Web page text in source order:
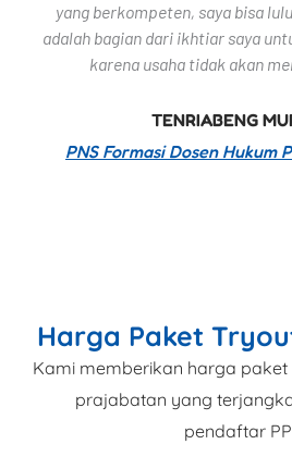
yang berkompeten, saya bisa
adalah bagian dari ikhtiar saya
karena usaha tidak akan
TENRIABENG
PNS Formasi Dosen Hukum
Harga Paket
Kami memberikan harga
prajabatan yang
pendaftar